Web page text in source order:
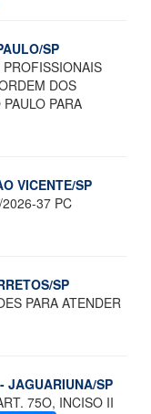
SP
DOS
PARA
VICENTE/SP
37 PC
SP
PARA ATENDER
JAGUARIUNA/SP
75O, INCISO II